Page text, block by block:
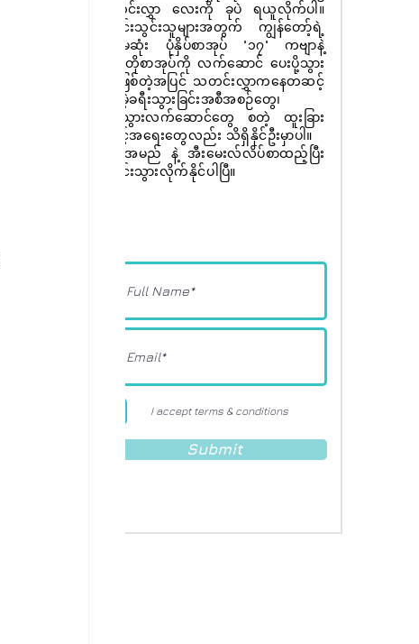
သတင်းလွှာ လေးကို ခုပဲ ရယူလိုက်ပါ။
စာရင်းသွင်းသူများအတွက် ကျွန်တော့်ရဲ့
ပထမဆုံး ပုံနှိပ်စာအုပ် "၁၇" ကဗျာနဲ့
ဝတ္ထုတိုစာအုပ်ကို လက်ဆောင် ပေးပို့သွား
မှာ ဖြစ်တဲ့အပြင် သတင်းလွှာကနေတဆင့်
အခမဲ့ခရီးသွားခြင်းအစီအစဉ်တွေ၊
ခရီးသွားလက်ဆောင်တွေ စတဲ့ ထူးခြား
အခွင့်အရေးတွေလည်း သိရှိနိုင်ဦးမှာပါ။
ခုပဲ အမည် နဲ့ အီးမေးလ်လိပ်စာထည့်ပြီး
စာရင်းသွားလိုက်နိုင်ပါပြီ။
I accept terms & conditions
Submit